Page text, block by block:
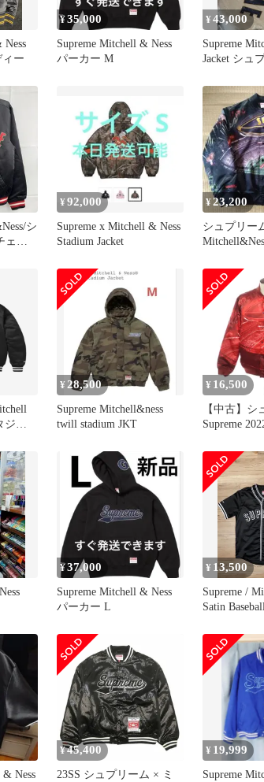
Ness
ー
¥35,000
Supreme Mitchell & Ness
パーカー M
¥43,000
Supreme
Jacket シュ
シ
ル
¥92,000
Supreme x Mitchell & Ness
Stadium Jacket
¥23,200
シュプリー
ャ
¥ 28,500
Supreme Mitchell&ness
twill stadium JKT
¥ 16,500
【中古】シ
Supreme
Satin Varsity
ステル 中綿
―シティジ
ド【サイズ
ズ】
¥37,000
Supreme Mitchell & Ness
パーカー L
¥ 13,500
Supreme /
Satin Baseball
Ness
¥45,400
23SS シュプリーム × ミ
¥ 19,999
Supreme